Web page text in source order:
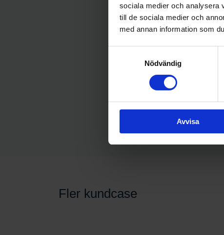
sociala medier och analysera
till de sociala medier och
med annan information som
Nödvändig
Avvisa
Fler kundcase